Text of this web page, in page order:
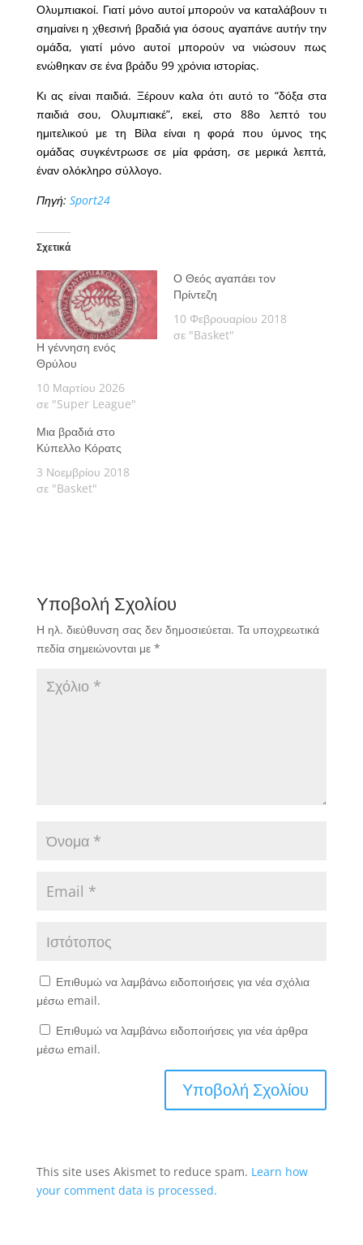
Ολυμπιακοί. Γιατί μόνο αυτοί μπορούν να καταλάβουν τι
σημαίνει η χθεσινή βραδιά για όσους αγαπάνε αυτήν την
ομάδα, γιατί μόνο αυτοί μπορούν να νιώσουν πως
ενώθηκαν σε ένα βράδυ 99 χρόνια ιστορίας.
Κι ας είναι παιδιά. Ξέρουν καλα ότι αυτό το “δόξα στα
παιδιά σου, Ολυμπιακέ”, εκεί, στο 88ο λεπτό του
ημιτελικού με τη Βίλα είναι η φορά που ύμνος της
ομάδας συγκέντρωσε σε μία φράση, σε μερικά λεπτά,
έναν ολόκληρο σύλλογο.
Πηγή: Sport24
Σχετικά
Η γέννηση ενός
Θρύλου
10 Μαρτίου 2026
σε "Super League"
Ο Θεός αγαπάει τον
Πρίντεζη
10 Φεβρουαρίου 2018
σε "Basket"
Μια βραδιά στο
Κύπελλο Κόρατς
3 Νοεμβρίου 2018
σε "Basket"
Υποβολή Σχολίου
Η ηλ. διεύθυνση σας δεν δημοσιεύεται. Τα υποχρεωτικά
πεδία σημειώνονται με *
Επιθυμώ να λαμβάνω ειδοποιήσεις για νέα σχόλια
μέσω email.
Επιθυμώ να λαμβάνω ειδοποιήσεις για νέα άρθρα
μέσω email.
This site uses Akismet to reduce spam. Learn how
your comment data is processed.